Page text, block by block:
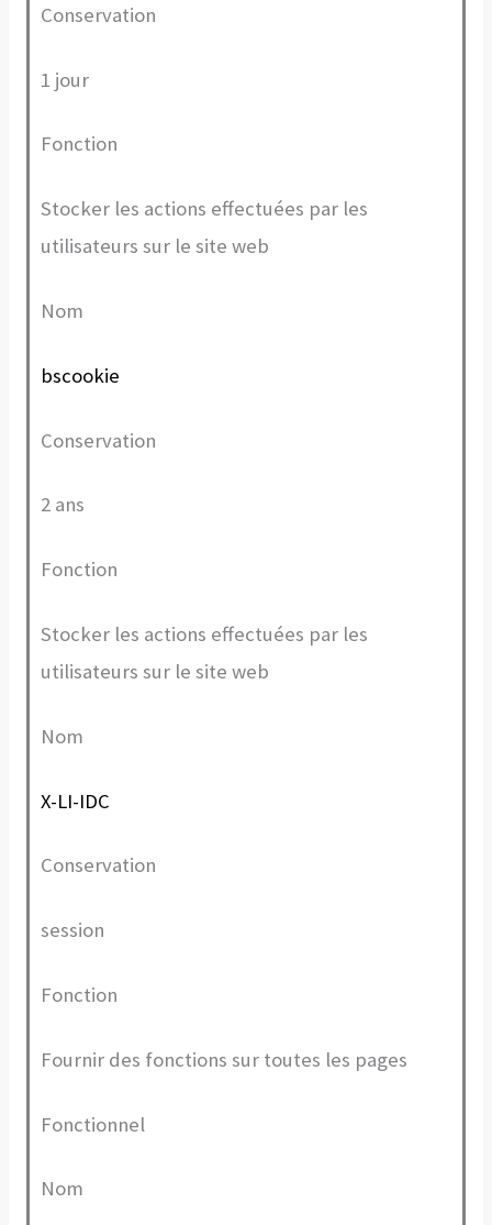
Conservation
1 jour
Fonction
Stocker les actions effectuées par les
utilisateurs sur le site web
Nom
bscookie
Conservation
2 ans
Fonction
Stocker les actions effectuées par les
utilisateurs sur le site web
Nom
X-LI-IDC
Conservation
session
Fonction
Fournir des fonctions sur toutes les pages
Fonctionnel
Nom